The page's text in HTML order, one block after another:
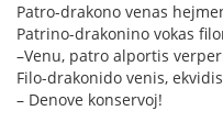
Patro-drakono venas
Patrino-drakonino vokas
–Venu, patro alportis
Filo-drakonido venis,
– Denove konservoj!